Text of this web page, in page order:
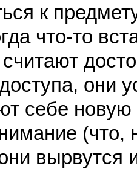
к
что-то
считают
они
себе новую
(что,
вырвутся